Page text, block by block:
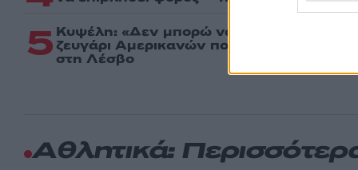
5 Κυψέλη: «Δεν μπορώ να το πιστέψω» –
ζευγάρι Αμερικανών που φιλοξενούσε
στη Λέσβο
Αθλητικά: